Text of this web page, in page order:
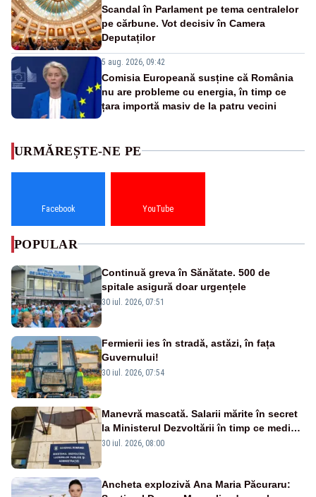
Scandal în Parlament pe tema centralelor
pe cărbune. Vot decisiv în Camera
Deputaților
5 aug. 2026, 09:42
Comisia Europeană susține că România
nu are probleme cu energia, în timp ce
țara importă masiv de la patru vecini
URMĂREȘTE-NE PE
Facebook YouTube
POPULAR
Continuă greva în Sănătate. 500 de
spitale asigură doar urgențele
30 iul. 2026, 07:51
Fermierii ies în stradă, astăzi, în fața
Guvernului!
30 iul. 2026, 07:54
Manevră mascată. Salarii mărite în secret
la Ministerul Dezvoltării în timp ce medicii
ies în stradă
30 iul. 2026, 08:00
Ancheta explozivă Ana Maria Păcuraru: